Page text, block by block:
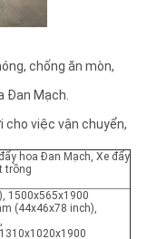
chống ăn mòn,
Đan Mạch.
việc vận chuyển,
hoa Đan Mạch, Xe đẩy
trồng
1500x565x1900
(44x46x78 inch),